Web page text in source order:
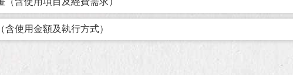
使用金額及執行方式）